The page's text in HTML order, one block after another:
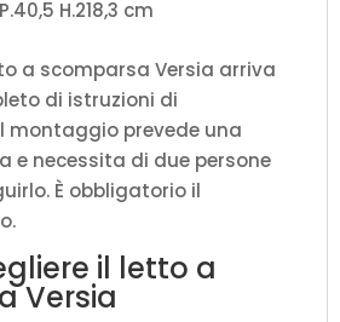
H.218,3 cm
a scomparsa Versia arriva
di istruzioni di
montaggio prevede una
e necessita di due persone
È obbligatorio il
il letto a
Versia